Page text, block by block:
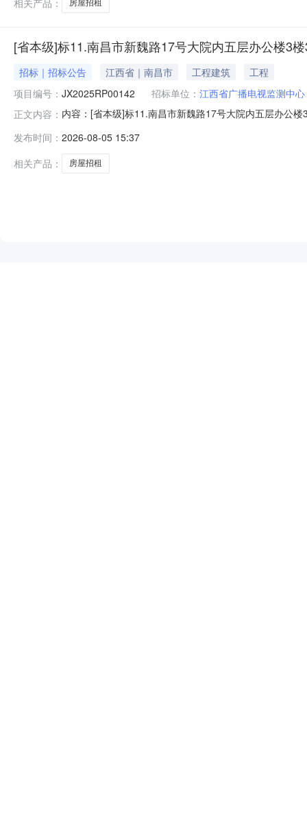
房屋招租
[省本级]标11.南昌市新魏路17号大院内五层办公楼3
招标｜招标公告 江西省｜南昌市 工程建筑
工程
项目编号： JX2025RP00142 招标单位： 江西省广播电视监测中心
正文内容： 内容：[省本级]标11.南昌市新魏路17号大院内五层办公
2026-08-05项目编号JX2025RP00142项目名称江西省
楼3
发布时间： 2026-08-05 15:37
相关产品：
房屋招租